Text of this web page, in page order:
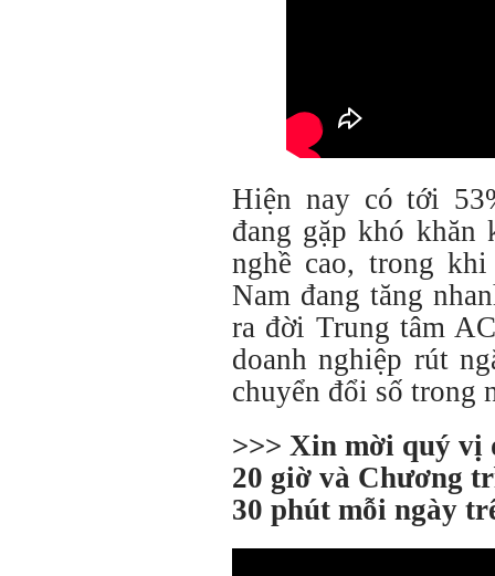
Hiện nay có tới
đang gặp khó khăn
nghề cao, trong
Nam đang tăng
ra đời Trung tâm
doanh nghiệp rút
chuyển đổi số trong
>>> Xin mời quý vị
20 giờ và Chương
30 phút mỗi ngày